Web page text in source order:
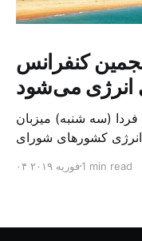
کنفرانس
انرژی می‌شود
(سه شنبه) میزبان
انرژی کشورهای شورای
گاز در این کنفرانس
۰۴ فوریه ۲۰۱۹1 min read